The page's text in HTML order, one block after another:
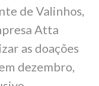
de Valinhos,
Atta
as doações
dezembro,